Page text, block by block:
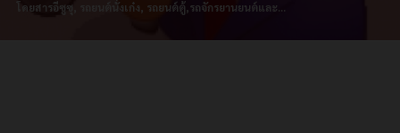
โดยสารอีซูซุ, รถยนต์นั่งเก๋ง, รถยนต์ตู้,รถจักรยานยนต์และ...